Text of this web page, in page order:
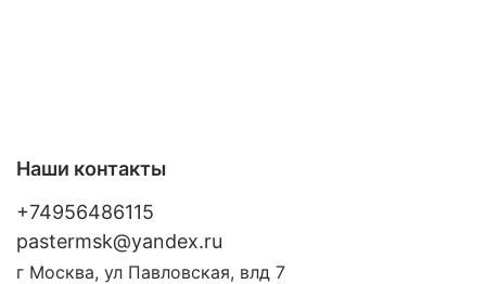
Наши контакты
+74956486115
pastermsk@yandex.ru
г Москва, ул Павловская, влд 7